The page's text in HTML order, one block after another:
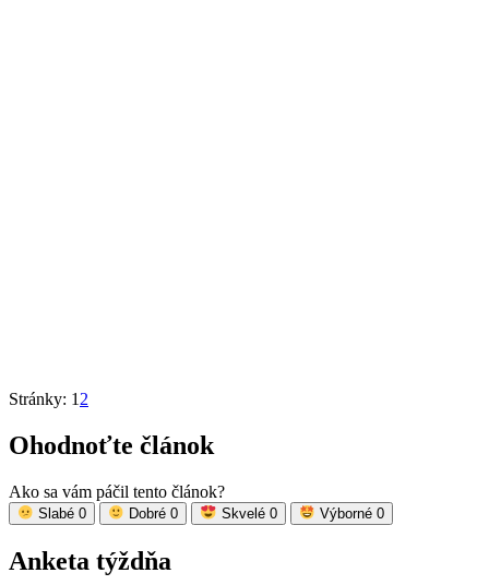
Stránky: 1 2
Ohodnoťte článok
Ako sa vám páčil tento článok?
Slabé 0 Dobré 0 Skvelé 0 Výborné 0
Anketa týždňa